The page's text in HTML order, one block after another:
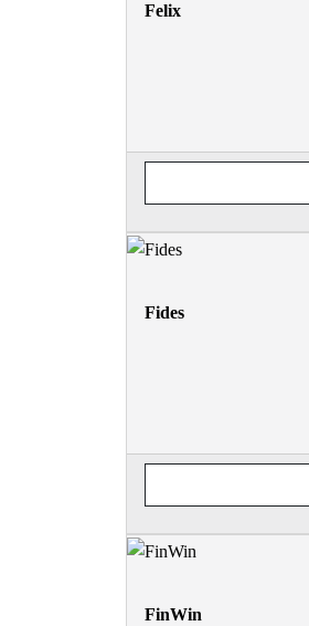
Felix
Fides
FinWin